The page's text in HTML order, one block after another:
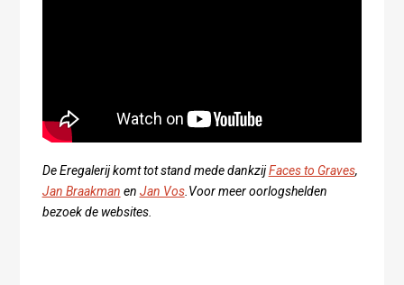
De Eregalerij komt tot stand mede dankzijFaces to Graves,
Jan Braakman en Jan Vos.Voor meer oorlogshelden
bezoek de websites.